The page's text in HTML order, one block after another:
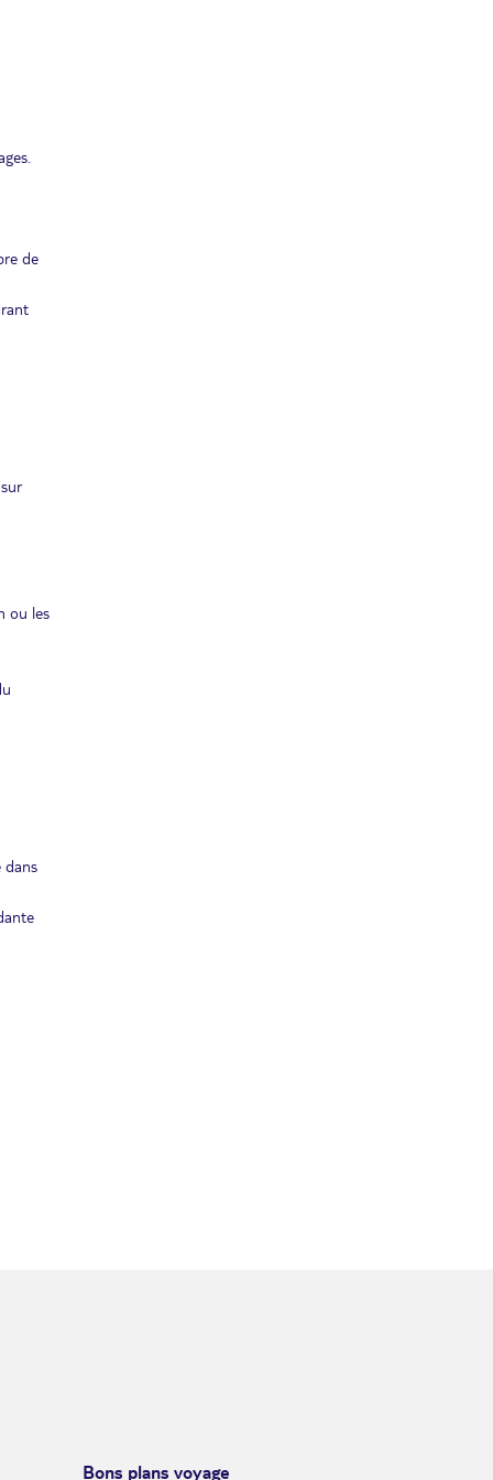
de
ou les
dans
Bons plans voyage